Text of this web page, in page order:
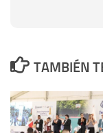
TAMBIÉN